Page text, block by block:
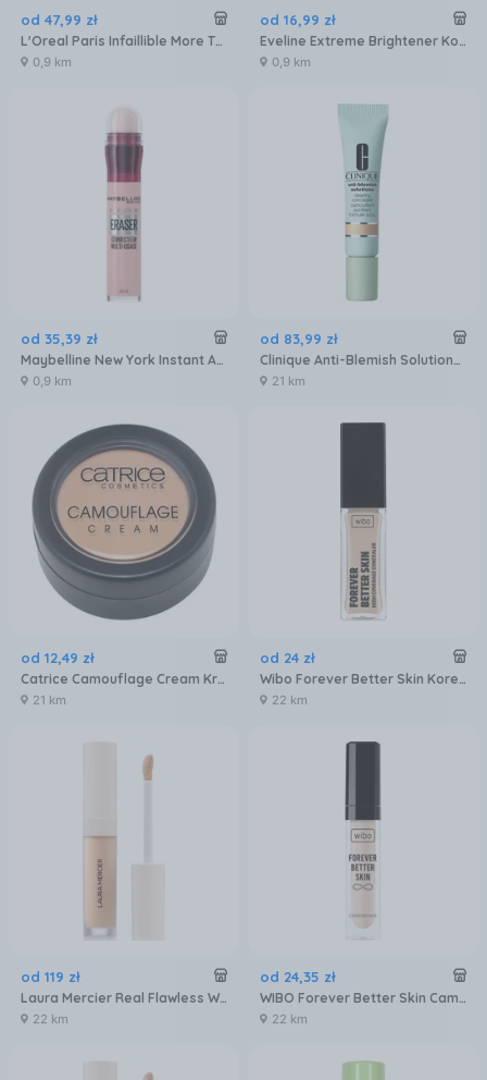
od 47,99 zł
L'Oreal Paris Infaillible More Than Concealer Korektor 327/90 Cashmere 11ml
0,9 km
od 16,99 zł
Eveline Extreme Brightener Korektor Do Twarzy 7Ml Nr 00 Rozwietlający
0,9 km
od 35,39 zł
Maybelline New York Instant Anti-Age Eraser korektor z gąbeczką 05 Brightener 6,8 ml
0,9 km
od 83,99 zł
Clinique Anti-Blemish Solutions Korektor Wszystkich Rodzajów Skóry Odcień 01 Shade 10ml
21 km
od 12,49 zł
Catrice Camouflage Cream Kryjący Korektor w Kremie Ivory 010 3g
21 km
od 24 zł
Wibo Forever Better Skin Korektor Do Twarzy Intensywnie Kryjący 6
22 km
od 119 zł
Laura Mercier Real Flawless Weightless Perfecting Concealer Korektor 5ml Nr. 1N0
22 km
od 24,35 zł
WIBO Forever Better Skin Camouflage 02 6ml
22 km